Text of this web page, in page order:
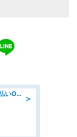
＞
組立・組付け/未経験OK/高収入/日払いOK/寮費無料/日勤